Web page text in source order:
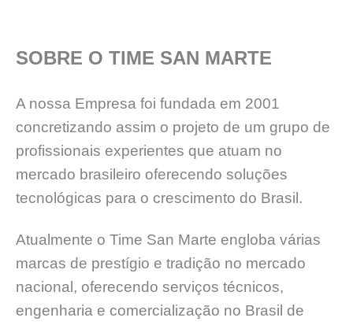
SOBRE O TIME SAN MARTE
A nossa Empresa foi fundada em 2001
concretizando assim o projeto de um grupo de
profissionais experientes que atuam no
mercado brasileiro oferecendo soluções
tecnológicas para o crescimento do Brasil.
Atualmente o Time San Marte engloba várias
marcas de prestígio e tradição no mercado
nacional, oferecendo serviços técnicos,
engenharia e comercialização no Brasil de